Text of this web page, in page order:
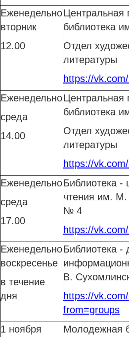
Еженедельно
вторник
12.00
Центральная
библиотека
Отдел
литературы
https://
Еженедельно
среда
14.00
Центральная
библиотека
Отдел
литературы
https://
Еженедельно
среда
17.00
Библиотека -
чтения им.
№ 4
https://
Еженедельно
воскресенье
в течение
дня
Библиотека -
В.
https://
from=groups
1 ноября
Молодежная